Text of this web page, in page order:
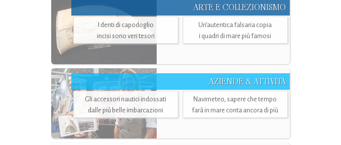
ARTE E COLLEZIONISMO
I denti di capodoglio
incisi sono veri tesori
Un’autentica falsaria copia
i quadri di mare più famosi
AZIENDE & ATTIVITÀ
Gli accessori nautici indossati
dalle più belle imbarcazioni
Navimeteo, sapere che tempo
farà in mare conta ancora di più